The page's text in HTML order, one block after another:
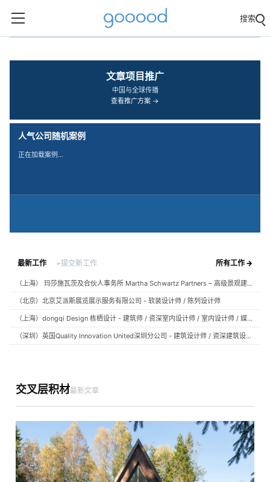
搜索
文章项目推广
中国与全球传播
查看推广方案 →
人气公司随机案例
正在加载案例…
最新工作 +提交新工作 所有工作 →
（上海） 玛莎施瓦茨及合伙人事务所 Martha Schwartz Partners – 高级景观建筑师 Senior Landscape Designer / 景观建筑师 Landscape Designer
（北京）北京艾派斯展览展示服务有限公司 - 软装设计师 / 陈列设计师
（上海）dongqi Design 栋栖设计 - 建筑师 / 资深室内设计师 / 室内设计师 / 媒体及公共关系主管 / 设计实习生（常年招聘）
（深圳）英国Quality Innovation United深圳分公司 - 建筑设计师 / 资深建筑设计师 / 室内设计师 / 设计实习生
交叉层积材最新文章